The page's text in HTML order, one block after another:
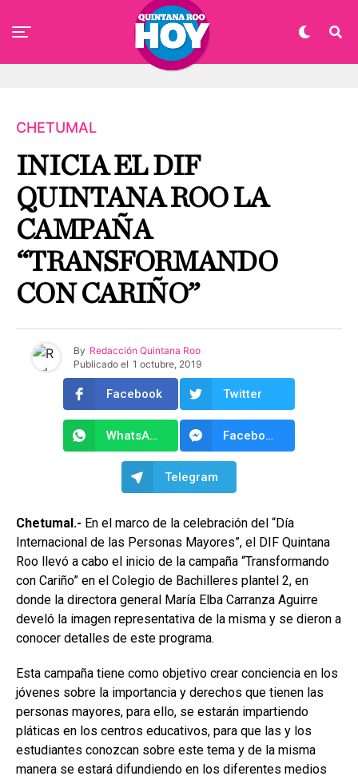
CHETUMAL
INICIA EL DIF
QUINTANA ROO LA
CAMPAÑA
“TRANSFORMANDO
CON CARIÑO”
By Redacción Quintana Roo
Publicado el 1 octubre, 2019
Facebook Twitter
WhatsApp Facebook Messenger
Telegram
Chetumal.- En el marco de la celebración del “Día
Internacional de las Personas Mayores”, el DIF Quintana
Roo llevó a cabo el inicio de la campaña “Transformando
con Cariño” en el Colegio de Bachilleres plantel 2, en
donde la directora general María Elba Carranza Aguirre
develó la imagen representativa de la misma y se dieron a
conocer detalles de este programa.
Esta campaña tiene como objetivo crear conciencia en los
jóvenes sobre la importancia y derechos que tienen las
personas mayores, para ello, se estarán impartiendo
pláticas en los centros educativos, para que las y los
estudiantes conozcan sobre este tema y de la misma
manera se estará difundiendo en los diferentes medios